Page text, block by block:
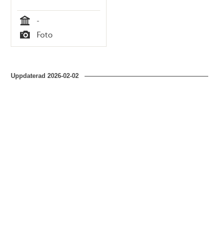
Tid
-
Typ
Foto
Uppdaterad2026-02-02